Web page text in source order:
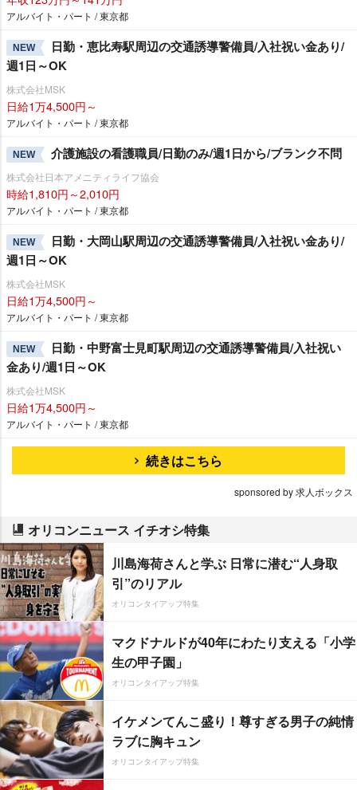
アルバイト・パート / 東京都
NEW
日勤・恵比寿駅周辺の交通誘導警備員/入社祝い金あり/
週1日～OK
株式会社MSK
日給1万4,500円～
アルバイト・パート / 東京都
NEW 介護施設の看護職員/日勤のみ/週1日から/ブランク不問
株式会社日本アメニティライフ協会
時給1,810円～2,010円
アルバイト・パート / 東京都
NEW
日勤・大岡山駅周辺の交通誘導警備員/入社祝い金あり/
週1日～OK
株式会社MSK
日給1万4,500円～
アルバイト・パート / 東京都
NEW
日勤・中野富士見町駅周辺の交通誘導警備員/入社祝い
金あり/週1日～OK
株式会社MSK
日給1万4,500円～
アルバイト・パート / 東京都
続きはこちら
sponsored by 求人ボックス
オリコンニュース イチオシ特集
川島海荷さんと学ぶ 日常に潜む“人身取
引”のリアル
オリコンタイアップ特集
マクドナルドが40年にわたり支える「小学
生の甲子園」
オリコンタイアップ特集
イケメンてんこ盛り！尊すぎる男子の純情
ラブに胸キュン
オリコンタイアップ特集